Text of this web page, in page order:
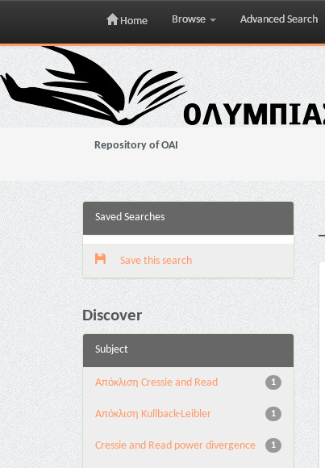
Skip
navigation
Home Browse Advanced Search
Repository of OAI
Saved Searches
Save this search
Discover
Subject
1
Aπόκλιση Cressie and Read
1
Aπόκλιση Kullback-Leibler
1
Cressie and Read power divergence